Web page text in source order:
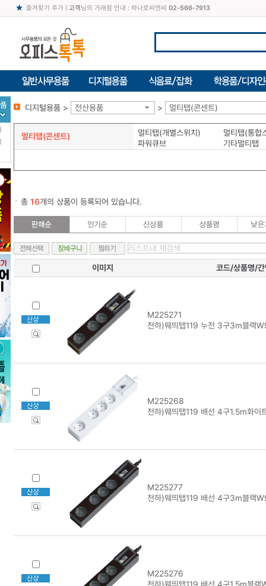
즐겨찾기 추가| 고객님의 거래점 안내 : 하나로씨엔씨 02-566-7913
디지털용품 > 전산용품 > 멀티탭(콘센트)
멀티탭(콘센트) 멀티탭(개별스위치)
멀티탭(통합
파워큐브
기타멀티탭
총 16개의 상품이 등록되어 있습니다.
이미지 코드/상품명/간
M225271
천하)웨띄탭119 누전 3구3m블랙
M225268
천하)웨띄탭119 배선 4구1.5m화
M225277
천하)웨띄탭119 배선 4구3m블랙
M225276
천하)웨띄탭119 배선 4구1.5m블